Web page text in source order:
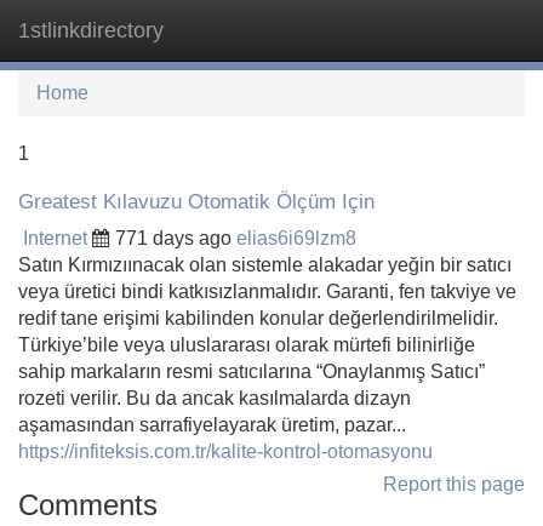
1stlinkdirectory
Home
1
Greatest Kılavuzu Otomatik Ölçüm Için
Internet 771 days ago elias6i69lzm8
Satın Kırmızıınacak olan sistemle alakadar yeğin bir satıcı
veya üretici bindi katkısızlanmalıdır. Garanti, fen takviye ve
redif tane erişimi kabilinden konular değerlendirilmelidir.
Türkiye’bile veya uluslararası olarak mürtefi bilinirliğe
sahip markaların resmi satıcılarına “Onaylanmış Satıcı”
rozeti verilir. Bu da ancak kasılmalarda dizayn
aşamasından sarrafiyelayarak üretim, pazar...
https://infiteksis.com.tr/kalite-kontrol-otomasyonu
Report this page
Comments